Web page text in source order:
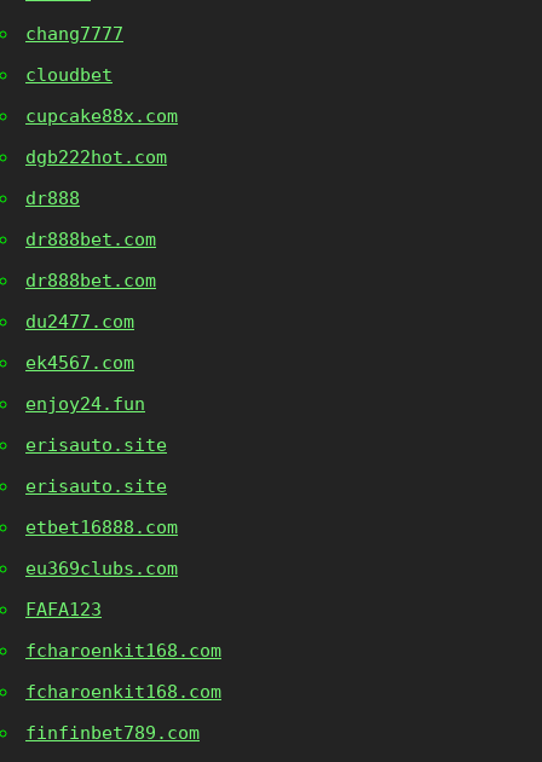
chang7777
cloudbet
cupcake88x.com
dgb222hot.com
dr888
dr888bet.com
dr888bet.com
du2477.com
ek4567.com
enjoy24.fun
erisauto.site
erisauto.site
etbet16888.com
eu369clubs.com
FAFA123
fcharoenkit168.com
fcharoenkit168.com
finfinbet789.com